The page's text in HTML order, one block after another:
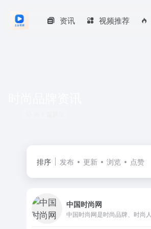
资讯 视频推荐
排序 发布 更新 浏览 点赞
中国时尚网